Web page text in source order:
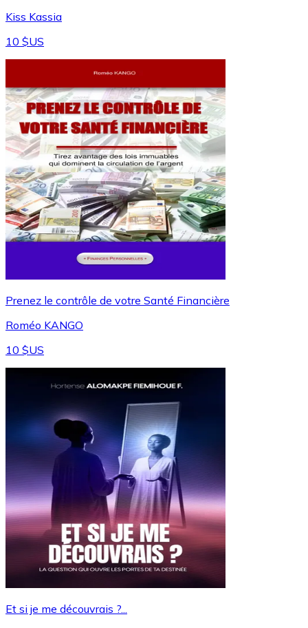
Kiss Kassia
10 $US
Prenez le contrôle de votre Santé Financière
Roméo KANGO
10 $US
Et si je me découvrais ?...